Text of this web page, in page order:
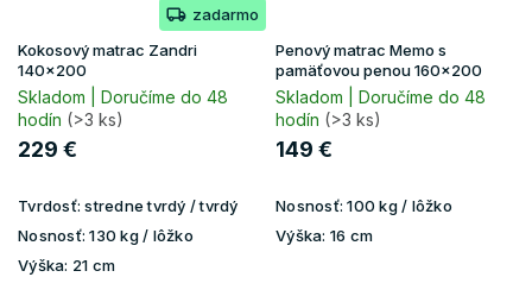
u
k
t
o
v
zadarmo
Kokosový matrac Zandri
140x200
Skladom | Doručíme do 48
hodín (>3 ks)
229 €
Tvrdosť: stredne tvrdý / tvrdý
Nosnosť: 130 kg / lôžko
Výška: 21 cm
Penový matrac Memo s
pamäťovou penou 160x200
Skladom | Doručíme do 48
hodín (>3 ks)
149 €
Nosnosť: 100 kg / lôžko
Výška: 16 cm